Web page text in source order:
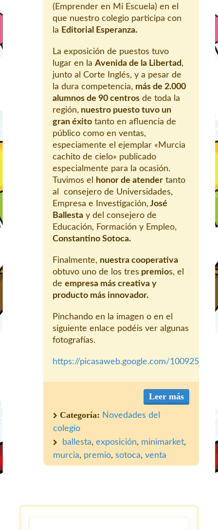
(Emprender en Mi Escuela) en el
que nuestro colegio participa con
la Editorial Esperanza.
La exposición de puestos tuvo
lugar en la Avenida de la Libertad,
junto al Corte Inglés, y a pesar de
la dura competencia, más de 2.000
alumnos de 90 centros de toda la
región, nuestro puesto tuvo un
gran éxito tanto en afluencia de
público como en ventas,
especiamente el ejemplar «Murcia
cachito de cielo» publicado
especialmente para la ocasión.
Tuvimos el
honor de atender tanto
al consejero de Universidades,
Empresa e Investigación, José
Ballesta y del consejero de
Educación, Formación y Empleo,
Constantino Sotoca.
Finalmente, nuestra cooperativa
obtuvo uno de los tres premios, el
de empresa más creativa y
producto más innovador.
Pinchando en la imagen o en el
siguiente enlace podéis ver algunas
fotografías.
https://picasaweb.google.com/
Leer más
Categoría: Novedades del
colegio
ballesta, exposición, minimarket,
murcia, premio, sotoca, venta